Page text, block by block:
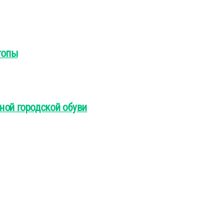
городской обуви